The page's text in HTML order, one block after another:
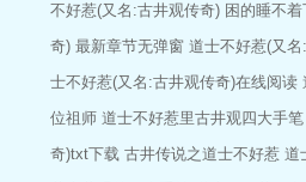
不好惹(又名:古井观传奇) 困的睡不着
奇) 最新章节无弹窗 道士不好惹(又
士不好惹(又名:古井观传奇)在线阅读
位祖师 道士不好惹里古井观四大手笔
奇)txt下载 古井传说之道士不好惹 道